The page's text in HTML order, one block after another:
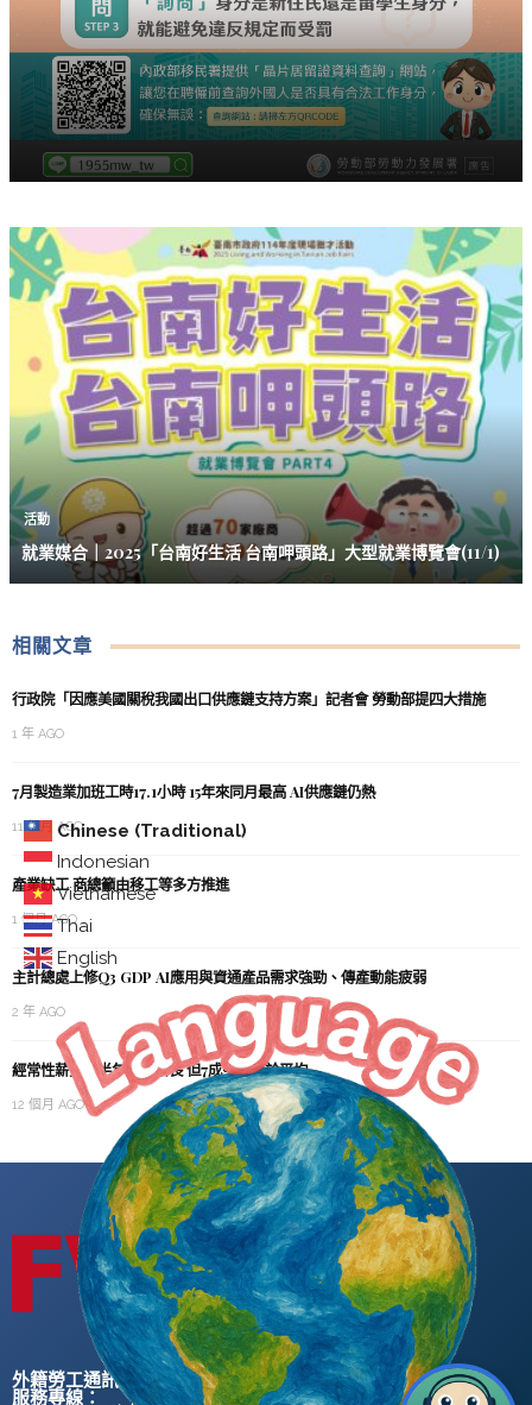
Chinese (Traditional)
Indonesian
Vietnamese
Thai
English
活動
就業媒合｜2025「台南好生活 台南呷頭路」大型就業博覽會(11/1)
相關文章
行政院「因應美國關稅我國出口供應鏈支持方案」記者會 勞動部提四大措施
1 年 AGO
7月製造業加班工時17.1小時 15年來同月最高 AI供應鏈仍熱
11 個月 AGO
產業缺工 商總籲由移工等多方推進
1 個月 AGO
主計總處上修Q3 GDP AI應用與資通產品需求強勁、傳產動能疲弱
2 年 AGO
經常性薪資上半年大幅增長 但7成勞工低於平均
12 個月 AGO
外籍勞工通訊社版權所有 ©
服務專線：